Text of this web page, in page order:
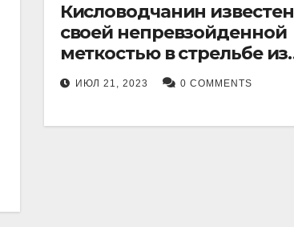
Кисловодчанин известен
своей непревзойденной
меткостью в стрельбе из
лука, и его успехи
прославили его в
ИЮЛ 21, 2023 0 COMMENTS